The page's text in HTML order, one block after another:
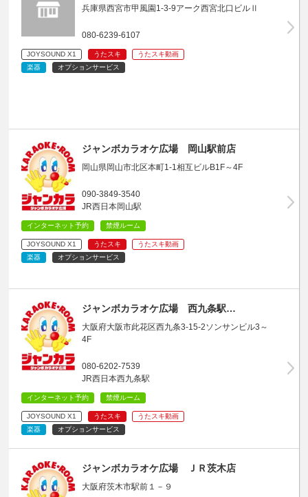
兵庫県西宮市甲風園1-3-9アーク西宮北口ビルⅡ
080-6239-6107
JOYSOUND X1 うたスキ
うたスキ動画
楽器
オプションサービス
ジャンボカラオケ広場 岡山駅前店
岡山県岡山市北区本町1-1相互ビルB1F～4F
090-3849-3540
JR西日本岡山駅
インターネット予約 禁煙ルーム
JOYSOUND X1 うたスキ
うたスキ動画
楽器
オプションサービス
ジャンボカラオケ広場 西九条駅…
大阪府大阪市此花区西九条3-15-2ソンサンビル3～
4F
080-6202-7539
JR西日本西九条駅
インターネット予約 禁煙ルーム
JOYSOUND X1 うたスキ
うたスキ動画
楽器
オプションサービス
ジャンボカラオケ広場 ＪＲ茨木店
大阪府茨木市駅前１－９